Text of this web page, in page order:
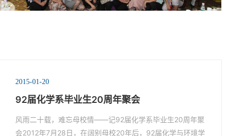
2015-01-20
92届化学系毕业生20周年聚会
风雨二十载，难忘母校情——记92届化学系毕业生20周年聚
会2012年7月28日，在阔别母校20年后，92届化学与环境学